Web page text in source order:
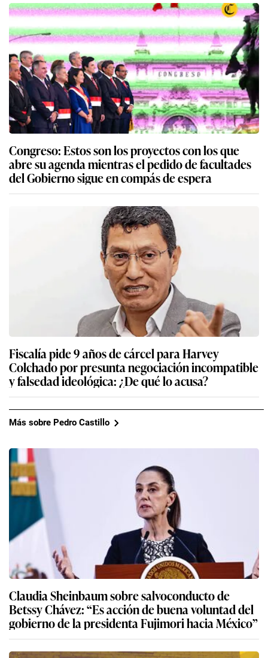
Congreso: Estos son los proyectos con los que
abre su agenda mientras el pedido de facultades
del Gobierno sigue en compás de espera
Fiscalía pide 9 años de cárcel para Harvey
Colchado por presunta negociación incompatible
y falsedad ideológica: ¿De qué lo acusa?
Más sobre Pedro Castillo
Claudia Sheinbaum sobre salvoconducto de
Betssy Chávez: “Es acción de buena voluntad del
gobierno de la presidenta Fujimori hacia México”